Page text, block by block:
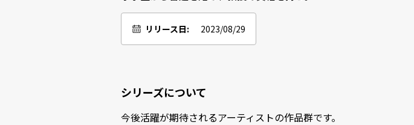
リリース日: 2023/08/29
シリーズについて
今後活躍が期待されるアーティストの作品群です。